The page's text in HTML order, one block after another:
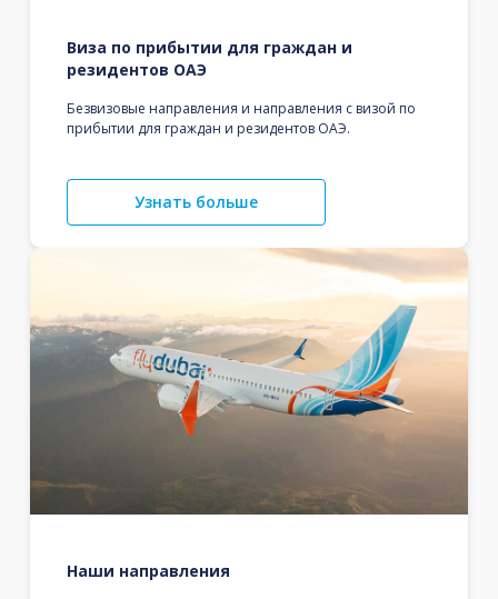
Виза по прибытии для граждан и
резидентов ОАЭ
Безвизовые направления и направления с визой по
прибытии для граждан и резидентов ОАЭ.
Узнать больше
Наши направления